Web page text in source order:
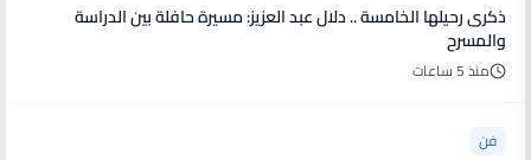
ذكرى رحيلها الخامسة .. دلال عبد العزيز: مسيرة حافلة بين الدراسة
والمسرح
منذ 5 ساعات
فن